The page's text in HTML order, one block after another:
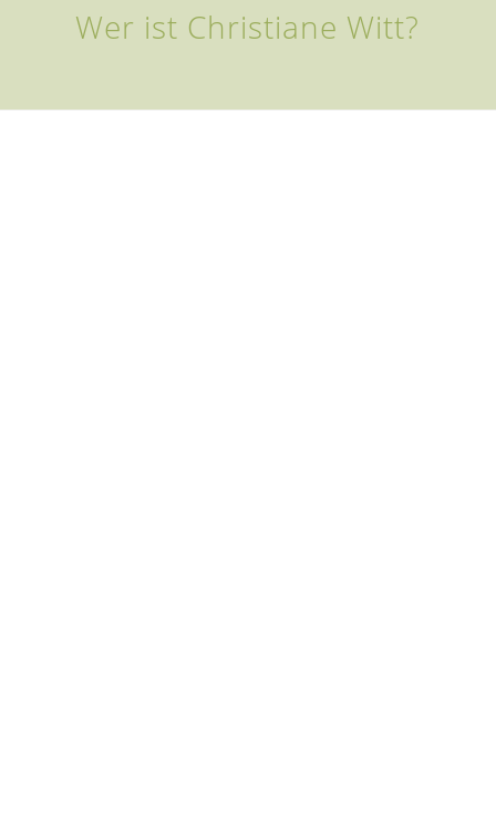
Wer ist Christiane Witt?